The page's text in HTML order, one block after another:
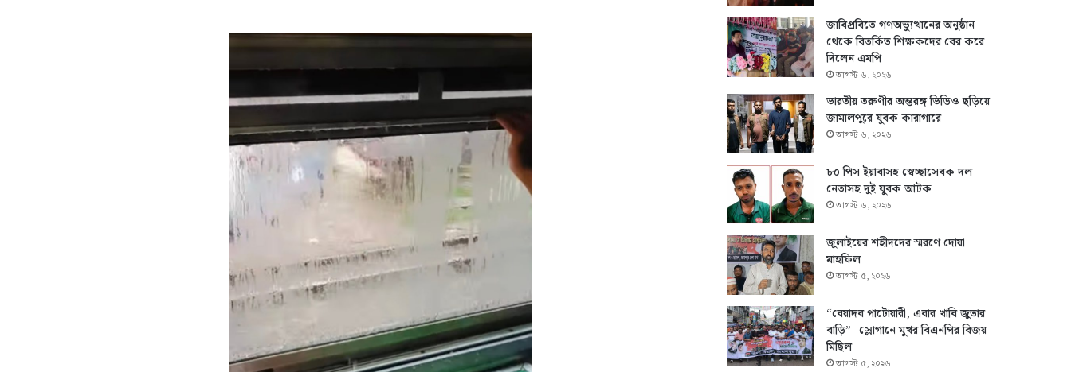
জাবিপ্রবিতে গণঅভ্যুত্থানের অনুষ্ঠান
থেকে বিতর্কিত শিক্ষকদের বের করে
দিলেন এমপি
আগস্ট ৬, ২০২৬
ভারতীয় তরুণীর অন্তরঙ্গ ভিডিও ছড়িয়ে
জামালপুরে যুবক কারাগারে
আগস্ট ৬, ২০২৬
৮০ পিস ইয়াবাসহ স্বেচ্ছাসেবক দল
নেতাসহ দুই যুবক আটক
আগস্ট ৬, ২০২৬
জুলাইয়ের শহীদদের স্মরণে দোয়া
মাহফিল
আগস্ট ৫, ২০২৬
“বেয়াদব পাটোয়ারী, এবার খাবি জুতার
বাড়ি”- স্লোগানে মুখর বিএনপির বিজয়
মিছিল
আগস্ট ৫, ২০২৬